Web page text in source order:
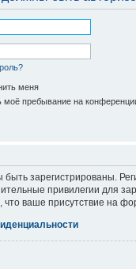
меня
моё пребывание на
зарегистрированы.
привилегии для
ваше присутствие на